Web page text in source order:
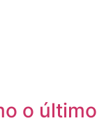
o último